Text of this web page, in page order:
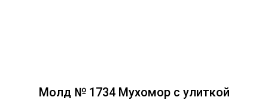
Молд № 1734 Мухомор с улиткой